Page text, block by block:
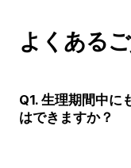
よくある
Q1. 生理期間中に
はできますか？